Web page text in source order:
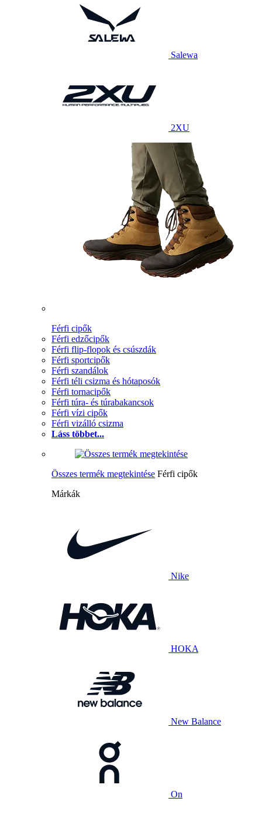
Salewa
2XU
Férfi cipők
Férfi edzőcipők
Férfi flip-flopok és csúszdák
Férfi sportcipők
Férfi szandálok
Férfi téli csizma és hótaposók
Férfi tornacipők
Férfi túra- és túrabakancsok
Férfi vízi cipők
Férfi vizálló csizma
Láss többet...
Összes termék megtekintése Férfi cipők
Márkák
Nike
HOKA
New Balance
On